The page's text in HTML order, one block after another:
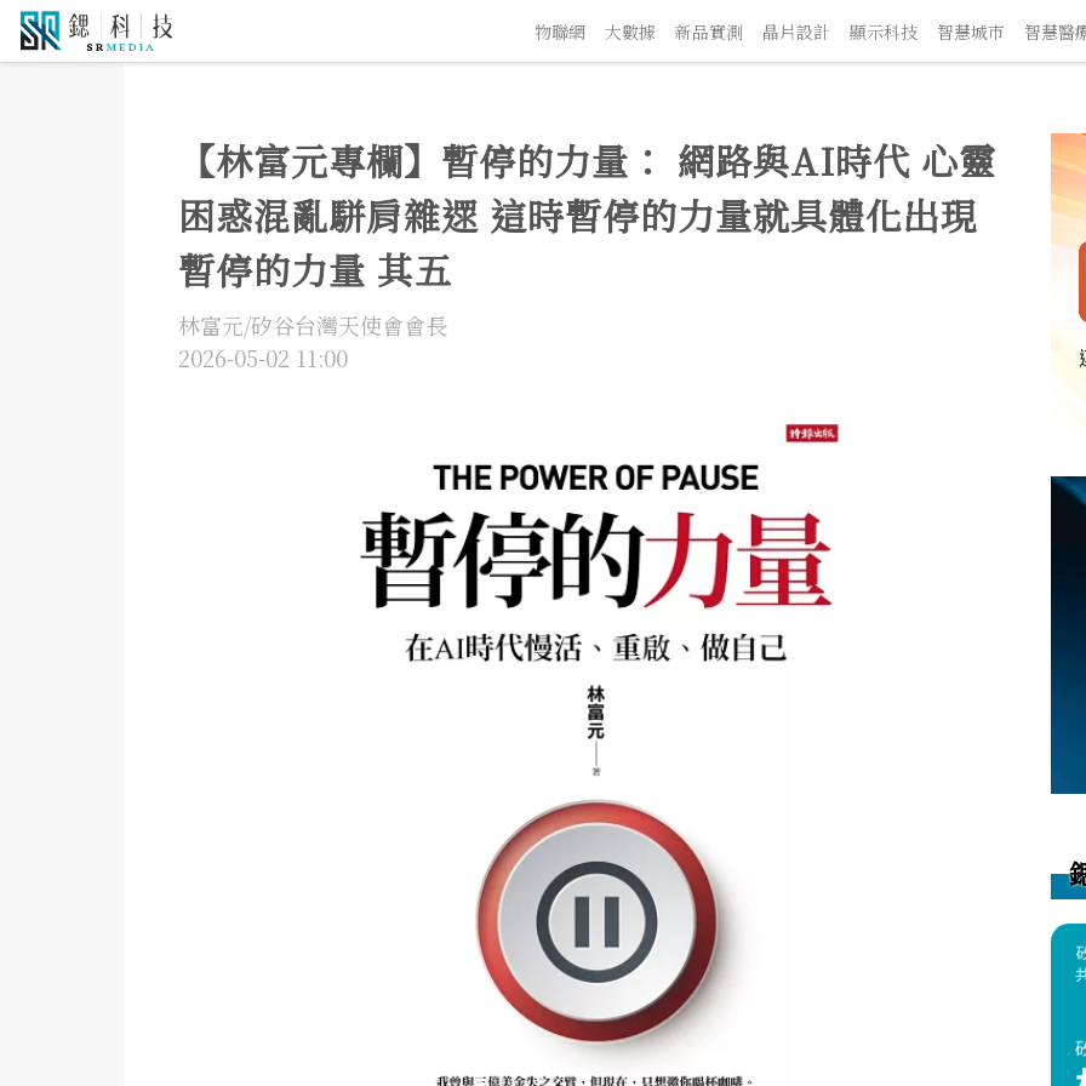
【林富元專欄】暫停的力量： 網路與AI時代 心靈
困惑混亂駢肩雜遝 這時暫停的力量就具體化出現
暫停的力量 其五
林富元/矽谷台灣天使會會長
2026-05-02 11:00
物聯網 大數據 新品實測 晶片設計 顯示科技 智慧城市 智慧醫療